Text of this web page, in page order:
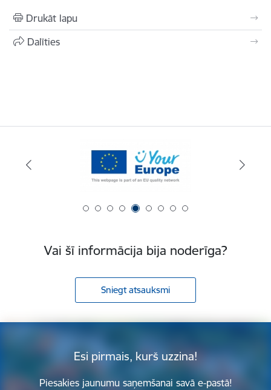
Drukāt lapu
Dalīties
Vai šī informācija bija noderīga?
Sniegt atsauksmi
Esi pirmais, kurš uzzina!
Piesakies jaunumu saņemšanai savā e-pastā!